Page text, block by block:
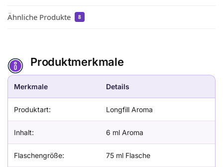
Ähnliche Produkte 8
Produktmerkmale
Merkmale Details
Produktart: Longfill Aroma
Inhalt: 6 ml Aroma
Flaschengröße: 75 ml Flasche